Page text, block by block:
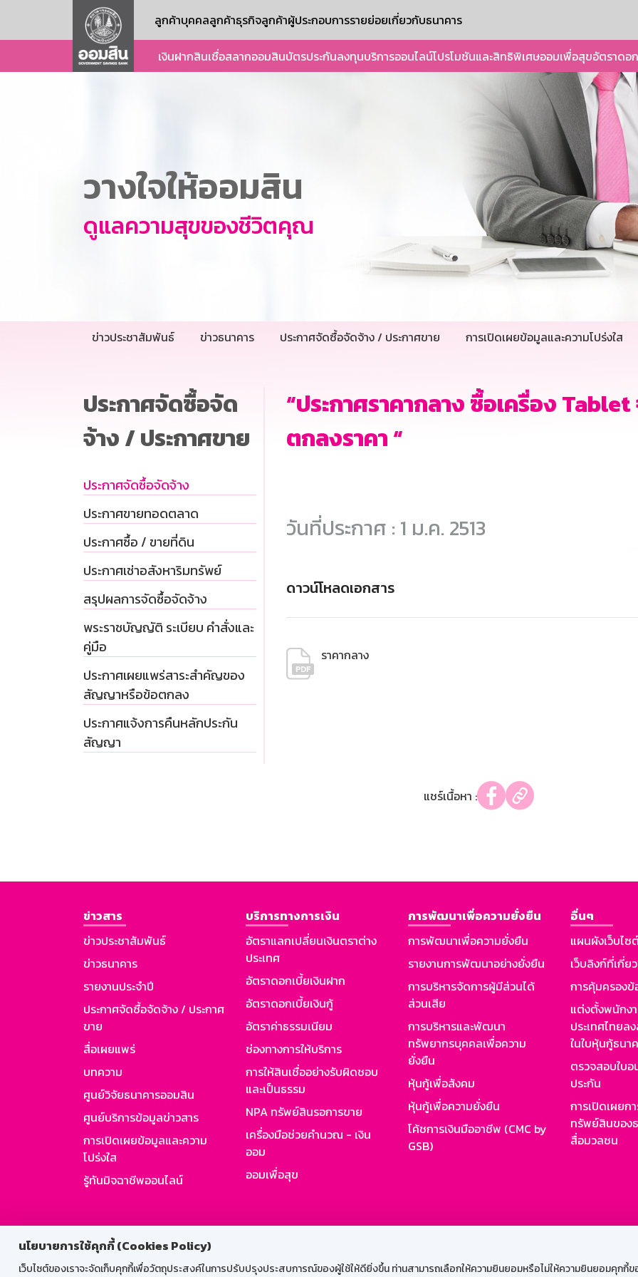
นโยบายการใช้คุกกี้ (Cookies Policy)
เว็บไซต์ของเราจะจัดเก็บคุกกี้เพื่อวัตถุประสงค์ในการปรับปรุงประสบการณ์ของผู้ใช้ให้ดียิ่งขึ้น ท่านสามารถเลือกให้ความยินยอมหรือไม่ให้ความยินยอมคุกกี้ข
ลูกค้าบุคคลลูกค้าธุรกิจลูกค้าผู้ประกอบการรายย่อยเกี่ยวกับธนาคาร
เงินฝากสินเชื่อสลากออมสินบัตรประกันลงทุนบริการออนไลน์โปรโมชันและสิทธิพิเศษออมเพื่อสุขอัตราดอ
วางใจให้ออมสิน
ดูแลความสุขของชีวิตคุณ
ข่าวประชาสัมพันธ์ ข่าวธนาคาร ประกาศจัดซื้อจัดจ้าง / ประกาศขาย การเปิดเผยข้อมูลและความโปร่งใส
ประกาศจัดซื้อจัด
จ้าง / ประกาศขาย
ประกาศจัดซื้อจัดจ้าง
ประกาศขายทอดตลาด
ประกาศซื้อ / ขายที่ดิน
ประกาศเช่าอสังหาริมทรัพย์
สรุปผลการจัดซื้อจัดจ้าง
พระราชบัญญัติ ระเบียบ คำสั่งและ
คู่มือ
ประกาศเผยแพร่สาระสำคัญของ
สัญญาหรือข้อตกลง
ประกาศแจ้งการคืนหลักประกัน
สัญญา
“ประกาศราคากลาง ซื้อเครื่อง
ตกลงราคา “
วันที่ประกาศ : 1 ม.ค. 2513
ดาวน์โหลดเอกสาร
ราคากลาง
แชร์เนื้อหา :
ข่าวสาร
ข่าวประชาสัมพันธ์
ข่าวธนาคาร
รายงานประจำปี
ประกาศจัดซื้อจัดจ้าง / ประกาศ
ขาย
สื่อเผยแพร่
บทความ
ศูนย์วิจัยธนาคารออมสิน
ศูนย์บริการข้อมูลข่าวสาร
การเปิดเผยข้อมูลและความ
โปร่งใส
รู้ทันมิจฉาชีพออนไลน์
บริการทางการเงิน
อัตราแลกเปลี่ยนเงินตราต่าง
ประเทศ
อัตราดอกเบี้ยเงินฝาก
อัตราดอกเบี้ยเงินกู้
อัตราค่าธรรมเนียม
ช่องทางการให้บริการ
การให้สินเชื่ออย่างรับผิดชอบ
และเป็นธรรม
NPA ทรัพย์สินรอการขาย
เครื่องมือช่วยคำนวณ - เงิน
ออม
ออมเพื่อสุข
การพัฒนาเพื่อความยั่งยืน
การพัฒนาเพื่อความยั่งยืน
รายงานการพัฒนาอย่างยั่งยืน
การบริหารจัดการผู้มีส่วนได้
ส่วนเสีย
การบริหารและพัฒนา
ทรัพยากรบุคคลเพื่อความ
ยั่งยืน
หุ้นกู้เพื่อสังคม
หุ้นกู้เพื่อความยั่งยืน
โค้ชการเงินมืออาชีพ (CMC by
GSB)
อื่นๆ
แผนผังเว็บไซ
เว็บลิงก์ที่เกี่ย
การคุ้มครอง
แต่งตั้งพนักง
ประเทศไทยล
ในใบหุ้นกู้ธนา
ตรวจสอบใบ
ประกัน
การเปิดเผยก
ทรัพย์สินของ
สื่อมวลชน